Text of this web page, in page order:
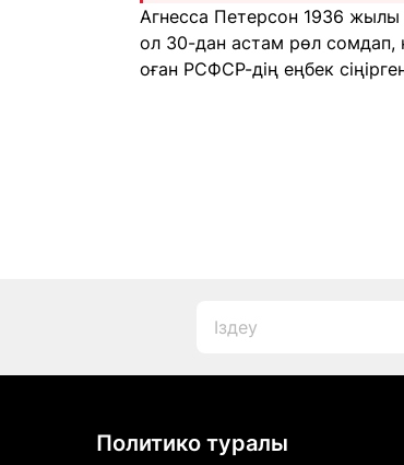
Агнесса Петерсон 1936 жылы
ол 30-дан астам рөл сомдап,
оған РСФСР-дің еңбек
Политико туралы